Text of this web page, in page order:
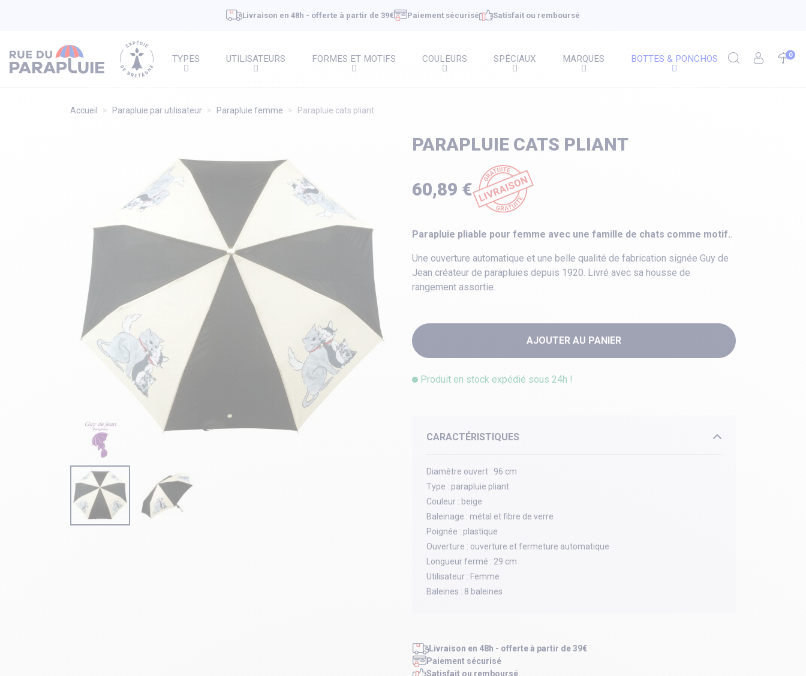
Livraison en 48h - offerte à partir de 39€ Paiement sécurisé Satisfait ou remboursé
0
TYPES UTILISATEURS FORMES ET MOTIFS COULEURS SPÉCIAUX MARQUES BOTTES & PONCHOS
Accueil Parapluie par utilisateur Parapluie femme Parapluie cats pliant
PARAPLUIE CATS PLIANT
60,89 €
Parapluie pliable pour femme avec une famille de chats comme motif..
Une ouverture automatique et une belle qualité de fabrication signée Guy de
Jean créateur de parapluies depuis 1920. Livré avec sa housse de
rangement assortie.
AJOUTER AU PANIER
Produit en stock expédié sous 24h !
CARACTÉRISTIQUES
Diamètre ouvert : 96 cm
Type : parapluie pliant
Couleur : beige
Baleinage : métal et fibre de verre
Poignée : plastique
Ouverture : ouverture et fermeture automatique
Longueur fermé : 29 cm
Utilisateur : Femme
Baleines : 8 baleines
Livraison en 48h - offerte à partir de 39€
Paiement sécurisé
Satisfait ou remboursé